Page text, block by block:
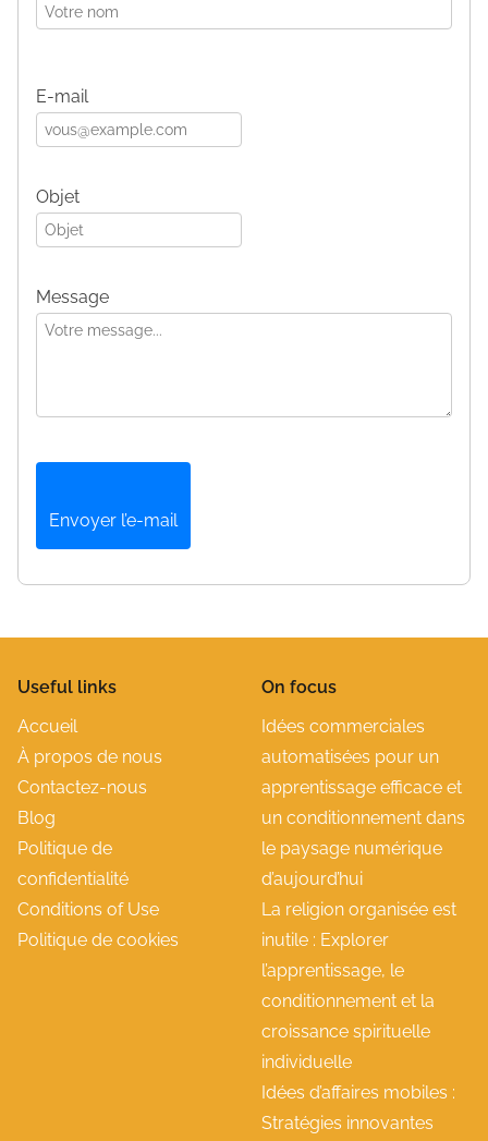
E-mail
Objet
Message
Envoyer l’e-mail
Useful links
Accueil
À propos de nous
Contactez-nous
Blog
Politique de
confidentialité
Conditions of Use
Politique de cookies
On focus
Idées commerciales
automatisées pour un
apprentissage efficace et
un conditionnement dans
le paysage numérique
d’aujourd’hui
La religion organisée est
inutile : Explorer
l’apprentissage, le
conditionnement et la
croissance spirituelle
individuelle
Idées d’affaires mobiles :
Stratégies innovantes